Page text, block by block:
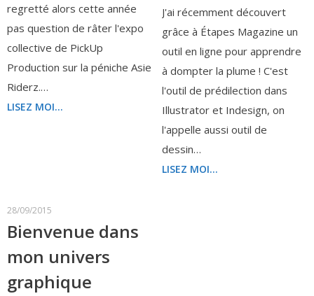
regretté alors cette année
pas question de râter l'expo
collective de PickUp
Production sur la péniche Asie
Riderz.…
LISEZ MOI...
J'ai récemment découvert
grâce à Étapes Magazine un
outil en ligne pour apprendre
à dompter la plume ! C'est
l'outil de prédilection dans
Illustrator et Indesign, on
l'appelle aussi outil de
dessin…
LISEZ MOI...
28/09/2015
Bienvenue dans
mon univers
graphique